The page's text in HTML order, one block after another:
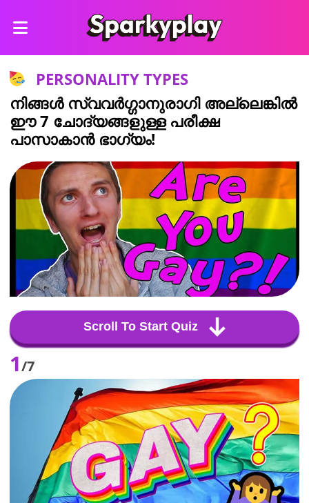
PERSONALITY TYPES
നിങ്ങൾ സ്വവർഗ്ഗാനുരാഗി അല്ലെങ്കിൽ
ഈ 7 ചോദ്യങ്ങളുള്ള പരീക്ഷ
പാസാകാൻ ഭാഗ്യം!
Scroll To Start Quiz
1/7